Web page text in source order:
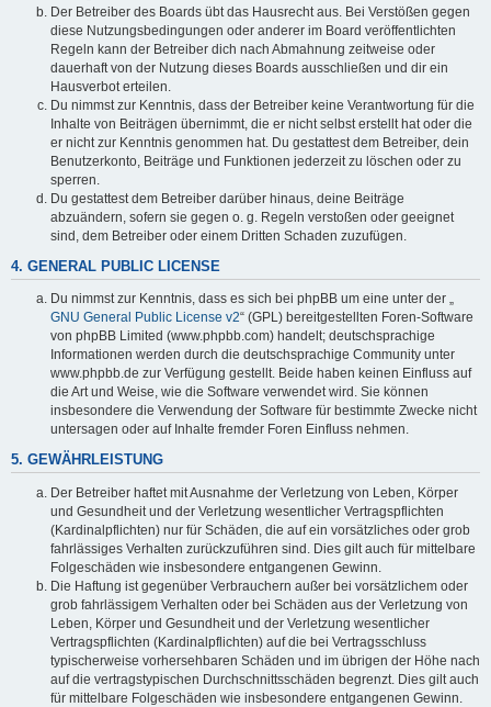
Der Betreiber des Boards übt das Hausrecht aus. Bei Verstößen gegen
diese Nutzungsbedingungen oder anderer im Board veröffentlichten
Regeln kann der Betreiber dich nach Abmahnung zeitweise oder
dauerhaft von der Nutzung dieses Boards ausschließen und dir ein
Hausverbot erteilen.
Du nimmst zur Kenntnis, dass der Betreiber keine Verantwortung für die
Inhalte von Beiträgen übernimmt, die er nicht selbst erstellt hat oder die
er nicht zur Kenntnis genommen hat. Du gestattest dem Betreiber, dein
Benutzerkonto, Beiträge und Funktionen jederzeit zu löschen oder zu
sperren.
Du gestattest dem Betreiber darüber hinaus, deine Beiträge
abzuändern, sofern sie gegen o. g. Regeln verstoßen oder geeignet
sind, dem Betreiber oder einem Dritten Schaden zuzufügen.
4. GENERAL PUBLIC LICENSE
Du nimmst zur Kenntnis, dass es sich bei phpBB um eine unter der „
GNU General Public License v2“ (GPL) bereitgestellten Foren-Software
von phpBB Limited (www.phpbb.com) handelt; deutschsprachige
Informationen werden durch die deutschsprachige Community unter
www.phpbb.de zur Verfügung gestellt. Beide haben keinen Einfluss auf
die Art und Weise, wie die Software verwendet wird. Sie können
insbesondere die Verwendung der Software für bestimmte Zwecke nicht
untersagen oder auf Inhalte fremder Foren Einfluss nehmen.
5. GEWÄHRLEISTUNG
Der Betreiber haftet mit Ausnahme der Verletzung von Leben, Körper
und Gesundheit und der Verletzung wesentlicher Vertragspflichten
(Kardinalpflichten) nur für Schäden, die auf ein vorsätzliches oder grob
fahrlässiges Verhalten zurückzuführen sind. Dies gilt auch für mittelbare
Folgeschäden wie insbesondere entgangenen Gewinn.
Die Haftung ist gegenüber Verbrauchern außer bei vorsätzlichem oder
grob fahrlässigem Verhalten oder bei Schäden aus der Verletzung von
Leben, Körper und Gesundheit und der Verletzung wesentlicher
Vertragspflichten (Kardinalpflichten) auf die bei Vertragsschluss
typischerweise vorhersehbaren Schäden und im übrigen der Höhe nach
auf die vertragstypischen Durchschnittsschäden begrenzt. Dies gilt auch
für mittelbare Folgeschäden wie insbesondere entgangenen Gewinn.